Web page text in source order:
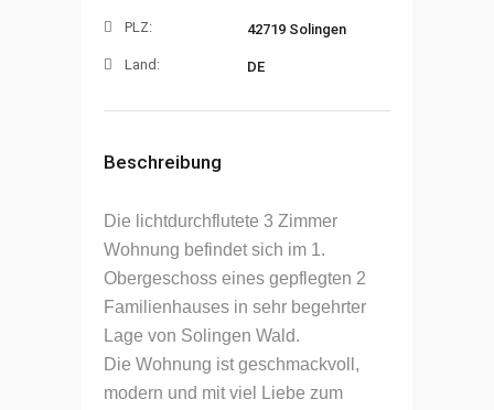
PLZ:
42719 Solingen
Land: DE
Beschreibung
Die lichtdurchflutete 3 Zimmer
Wohnung befindet sich im 1.
Obergeschoss eines gepflegten 2
Familienhauses in sehr begehrter
Lage von Solingen Wald.
Die Wohnung ist geschmackvoll,
modern und mit viel Liebe zum